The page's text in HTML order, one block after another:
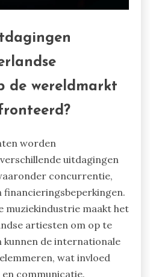
de wereldmarkt
worden
uitdagingen
concurrentie,
muziekindustrie maakt het
artiesten om op te
kunnen de internationale
wat invloed
communicatie.